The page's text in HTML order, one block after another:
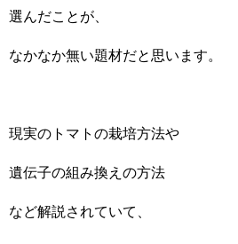
選んだことが、
なかなか無い題材だと思います。
現実のトマトの栽培方法や
遺伝子の組み換えの方法
など解説されていて、